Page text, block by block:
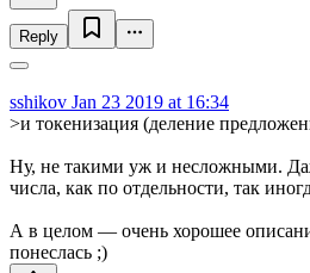
Reply
sshikov Jan 23 2019 at 16:34
>и токенизация (деление
Ну, не такими уж и несложными.
числа, как по отдельности, так
А в целом — очень хорошее
понеслась ;)